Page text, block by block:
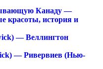
Канаду —
красоты, история и
— Веллингтон
— Ривервиев (Нью-